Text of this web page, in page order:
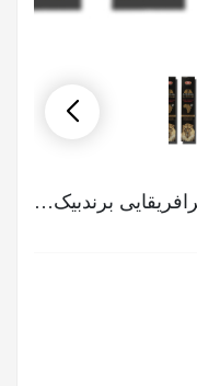
قیمت و خرید عودپاکتی هفت شیرافریقایی برندبیک African Lions Bic